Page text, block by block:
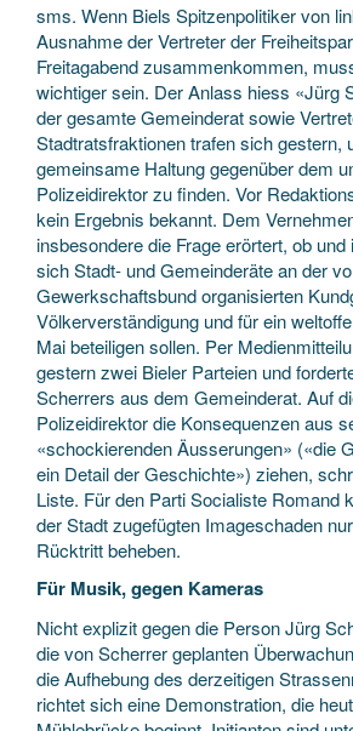
sms. Wenn Biels Spitzenpolitiker von
Ausnahme der Vertreter der
Freitagabend zusammenkommen,
wichtiger sein. Der Anlass hiess «Jürg
der gesamte Gemeinderat sowie
Stadtratsfraktionen trafen sich gestern,
gemeinsame Haltung gegenüber dem
Polizeidirektor zu finden. Vor
kein Ergebnis bekannt. Dem
insbesondere die Frage erörtert, ob
sich Stadt- und Gemeinderäte an der
Gewerkschaftsbund organisierten
Völkerverständigung und für ein
Mai beteiligen sollen. Per
gestern zwei Bieler Parteien und
Scherrers aus dem Gemeinderat. Auf
Polizeidirektor die Konsequenzen aus
«schockierenden Äusserungen» («die
ein Detail der Geschichte») ziehen,
Liste. Für den Parti Socialiste Romand
der Stadt zugefügten Imageschaden
Rücktritt beheben.
Für Musik, gegen Kameras
Nicht explizit gegen die Person Jürg
die von Scherrer geplanten
die Aufhebung des derzeitigen
richtet sich eine Demonstration, die